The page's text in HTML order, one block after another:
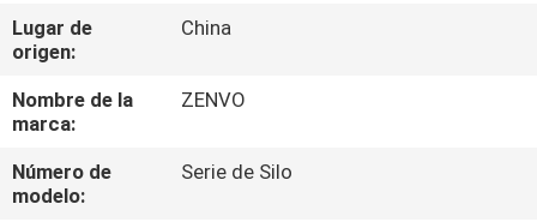
VIAJE
DE
LA
FÁBRICA
Lugar de
origen:
China
Nombre de la
marca:
ZENVO
Número de
modelo:
Serie de Silo